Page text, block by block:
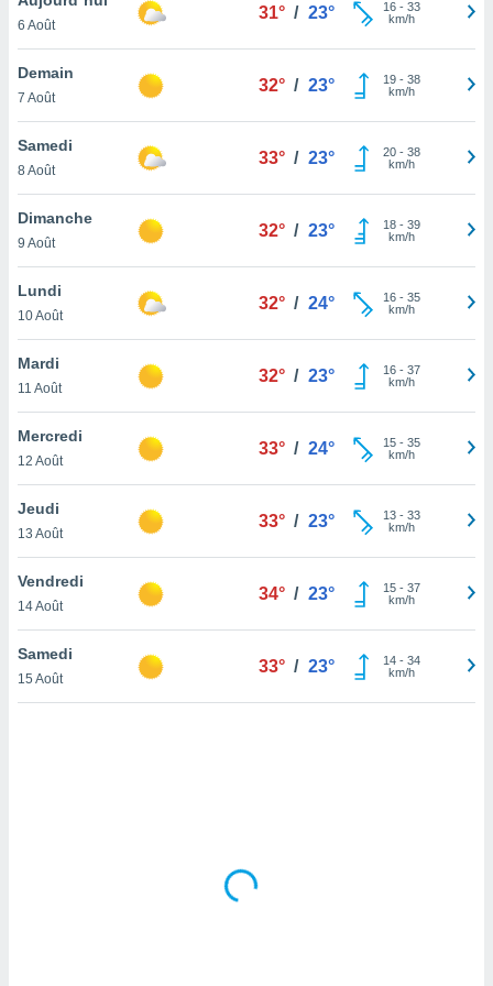
et
»,
au
vous
qu'ils
ou
le
ainsi
un
la
du
en
de
6 Août
31° / 23° 16- 33
km/h
Demain
7 Août
32° / 23° 19- 38
km/h
Samedi
8 Août
33° / 23° 20- 38
km/h
Dimanche
9 Août
32° / 23° 18- 39
km/h
Lundi
10 Août
32° / 24° 16- 35
km/h
Mardi
11 Août
32° / 23° 16- 37
km/h
Mercredi
12 Août
33° / 24° 15- 35
km/h
Jeudi
13 Août
33° / 23° 13- 33
km/h
Vendredi
14 Août
34° / 23° 15- 37
km/h
Samedi
15 Août
33° / 23° 14- 34
km/h